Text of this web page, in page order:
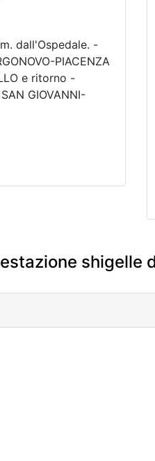
dall'Ospedale. -
PIACENZA
e ritorno -
GIOVANNI-